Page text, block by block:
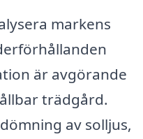
markens
är avgörande
trädgård.
av solljus,